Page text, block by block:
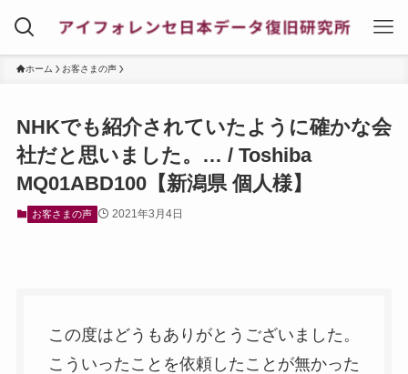
ホーム お客さまの声
NHKでも紹介されていたように確かな会
社だと思いました。… / Toshiba
MQ01ABD100【新潟県 個人様】
お客さまの声 2021年3月4日
この度はどうもありがとうございました。
こういったことを依頼したことが無かった